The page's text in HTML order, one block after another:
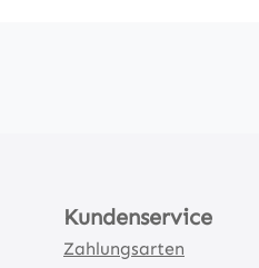
Kundenservice
Zahlungsarten